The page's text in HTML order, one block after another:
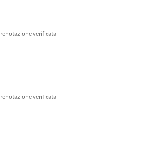
verificata
verificata